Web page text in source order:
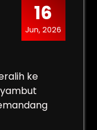
16
Jun, 2026
ke